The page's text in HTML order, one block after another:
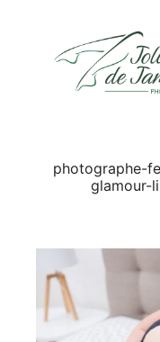
photographe-
glamour-